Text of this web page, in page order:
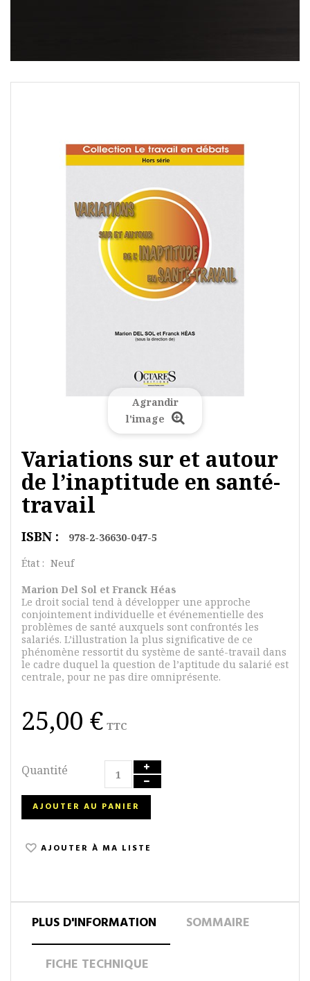
Agrandir
l'image
Variations sur et autour
de l’inaptitude en santé-
travail
ISBN :
978-2-36630-047-5
État : Neuf
Marion Del Sol et Franck Héas
Le droit social tend à développer une approche
conjointement individuelle et événementielle des
problèmes de santé auxquels sont confrontés les
salariés. L’illustration la plus significative de ce
phénomène ressortit du système de santé-travail dans
le cadre duquel la question de l’aptitude du salarié est
centrale, pour ne pas dire omniprésente.
25,00 € TTC
Quantité
AJOUTER AU PANIER
AJOUTER À MA LISTE
PLUS D'INFORMATION SOMMAIRE
FICHE TECHNIQUE